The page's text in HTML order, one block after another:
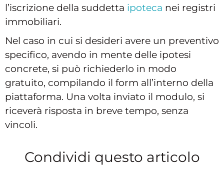
l’iscrizione della suddetta ipoteca nei registri
immobiliari.
Nel caso in cui si desideri avere un preventivo
specifico, avendo in mente delle ipotesi
concrete, si può richiederlo in modo
gratuito, compilando il form all’interno della
piattaforma. Una volta inviato il modulo, si
riceverà risposta in breve tempo, senza
vincoli.
Condividi questo articolo